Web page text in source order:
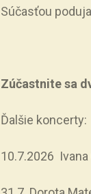
Súčasťou
Zúčastnite sa
Ďalšie koncerty:
10.7.2026